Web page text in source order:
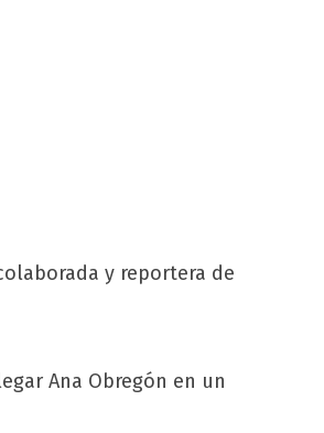
y reportera de
Ana Obregón en un